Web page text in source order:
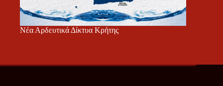
Νέα Αρδευτικά Δίκτυα Κρήτης